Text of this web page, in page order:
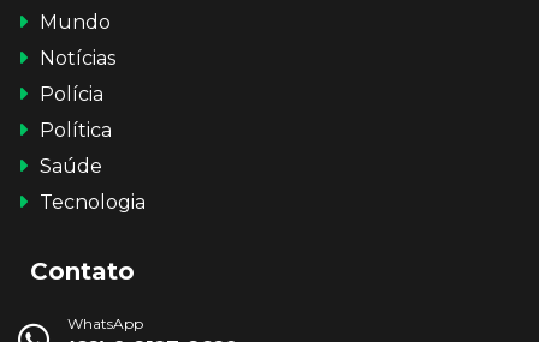
Mundo
Notícias
Polícia
Política
Saúde
Tecnologia
Contato
WhatsApp